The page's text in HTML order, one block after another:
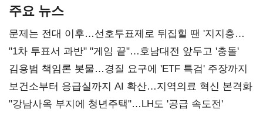
주요 뉴스
문제는 전대 이후…선호투표제로 뒤집힐 땐 '지지층
불복'
"1차 투표서 과반" "게임 끝"…호남대전 앞두고 '충돌'
김용범 책임론 봇물…경질 요구에 'ETF 특검' 주장까지
보건소부터 응급실까지 AI 확산…지역의료 혁신 본격화
"강남사옥 부지에 청년주택"…LH도 '공급 속도전'